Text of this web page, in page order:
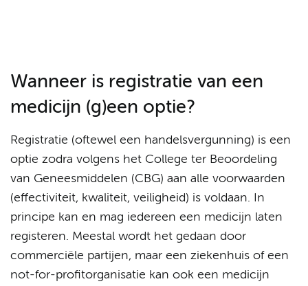
Wanneer is registratie van een
medicijn (g)een optie?
Registratie (oftewel een handelsvergunning) is een
optie zodra volgens het College ter Beoordeling
van Geneesmiddelen (CBG) aan alle voorwaarden
(effectiviteit, kwaliteit, veiligheid) is voldaan. In
principe kan en mag iedereen een medicijn laten
registeren. Meestal wordt het gedaan door
commerciële partijen, maar een ziekenhuis of een
not-for-profitorganisatie kan ook een medicijn